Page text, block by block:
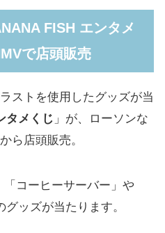
で店頭販売
FISH ウエハースコ
ーソン/HMVで店頭販売
グッズが予約販売
BANANA FISH POP UP
BANANA FISH POP UP
＆BOOKS
FISH エンタメ
で店頭販売
ストを使用したグッズが当
タメくじ 」が、ローソンな
ら店頭販売。
コーヒーサーバー」や
グッズが当たります。